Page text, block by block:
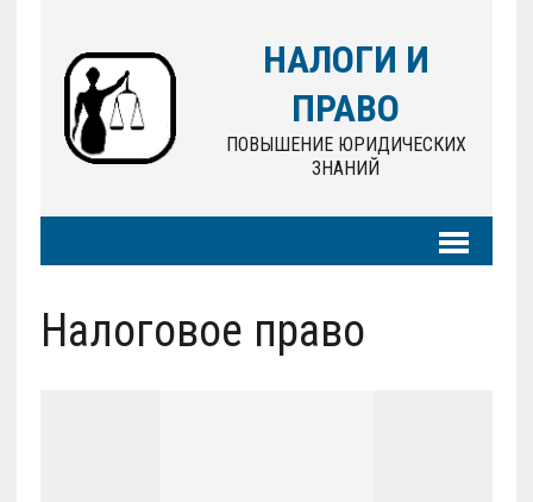
НАЛОГИ И
ПРАВО
ПОВЫШЕНИЕ ЮРИДИЧЕСКИХ
ЗНАНИЙ
Налоговое право